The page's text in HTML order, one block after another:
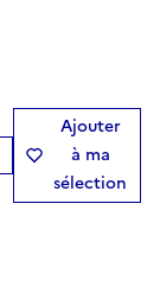
Ajouter
à ma
sélection